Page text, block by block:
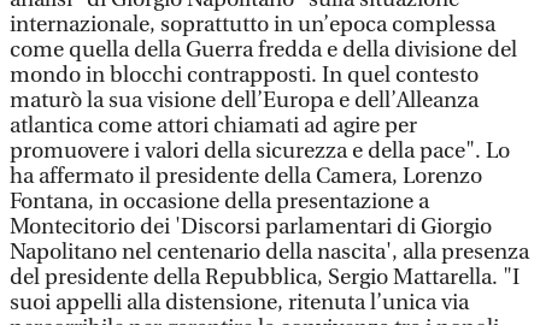
internazionale, soprattutto in un’epoca complessa
come quella della Guerra fredda e della divisione del
mondo in blocchi contrapposti. In quel contesto
maturò la sua visione dell’Europa e dell’Alleanza
atlantica come attori chiamati ad agire per
promuovere i valori della sicurezza e della pace". Lo
ha affermato il presidente della Camera, Lorenzo
Fontana, in occasione della presentazione a
Montecitorio dei 'Discorsi parlamentari di Giorgio
Napolitano nel centenario della nascita', alla presenza
del presidente della Repubblica, Sergio Mattarella. "I
suoi appelli alla distensione, ritenuta l’unica via